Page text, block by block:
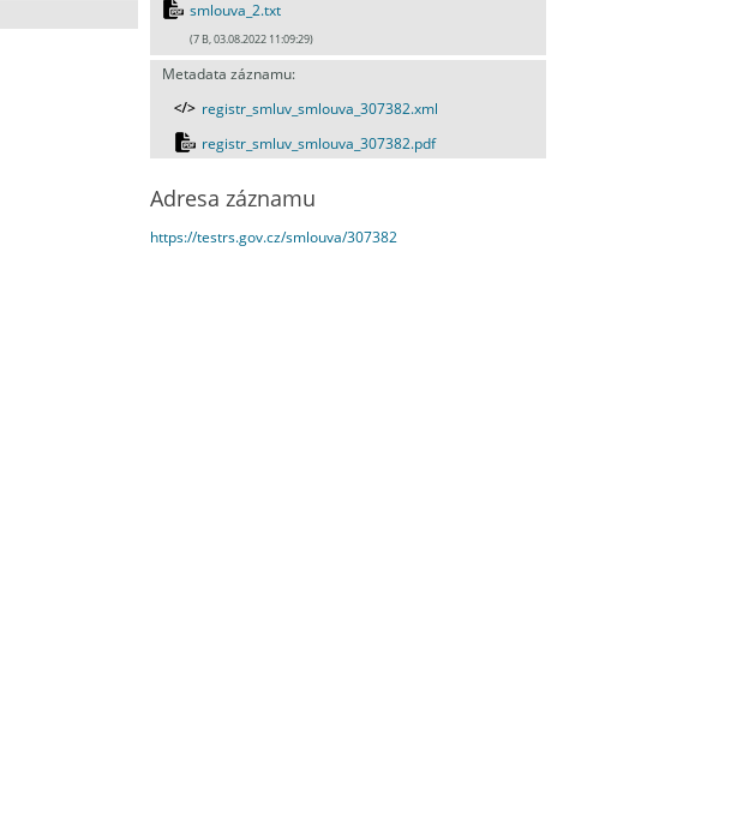
smlouva_2.txt
(7 B, 03.08.2022 11:09:29)
Metadata záznamu:
registr_smluv_smlouva_307382.xml
registr_smluv_smlouva_307382.pdf
Adresa záznamu
https://testrs.gov.cz/smlouva/307382